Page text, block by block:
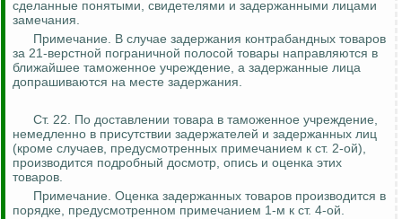
сделанные понятыми, свидетелями и задержанными лицами
замечания.
Примечание. В случае задержания контрабандных товаров
за 21-верстной пограничной полосой товары направляются в
ближайшее таможенное учреждение, а задержанные лица
допрашиваются на месте задержания.
Ст. 22. По доставлении товара в таможенное учреждение,
немедленно в присутствии задержателей и задержанных лиц
(кроме случаев, предусмотренных примечанием к ст. 2-ой),
производится подробный досмотр, опись и оценка этих
товаров.
Примечание. Оценка задержанных товаров производится в
порядке, предусмотренном примечанием 1-м к ст. 4-ой.